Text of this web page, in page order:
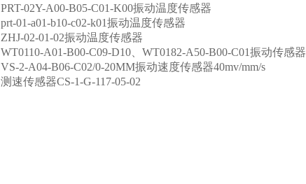
PRT-02Y-A00-B05-C01-K00振动温度传感器
prt-01-a01-b10-c02-k01振动温度传感器
ZHJ-02-01-02振动温度传感器
WT0110-A01-B00-C09-D10、WT0182-A50-B00-C01振动传感器
VS-2-A04-B06-C02/0-20MM振动速度传感器40mv/mm/s
测速传感器CS-1-G-117-05-02